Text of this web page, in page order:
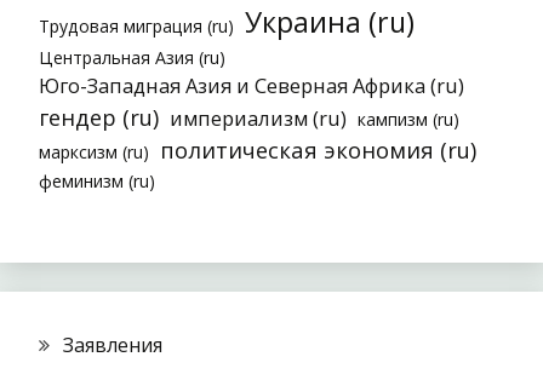
Трудовая миграция (ru) Украина (ru)
Центральная Азия (ru)
Юго-Западная Азия и Северная Африка (ru)
гендер (ru) империализм (ru) кампизм (ru)
марксизм (ru)
политическая экономия (ru)
феминизм (ru)
Заявления